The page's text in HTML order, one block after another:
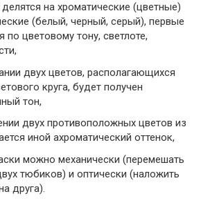
делятся на хроматические (цветные)
(белый, черный, серый), первые
по цветовому тону, светлоте,
двух цветов, располагающихся
круга, будет получен
тон,
двух противоположных цветов из
иной ахроматический оттенок,
можно механически (перемешать
тюбиков) и оптически (наложить
друга).